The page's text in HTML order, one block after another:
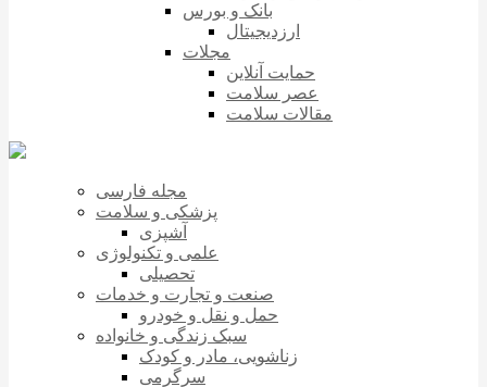
بانک و بورس
ارزدیجیتال
مجلات
حمایت آنلاین
عصر سلامت
مقالات سلامت
مجله فارسی
پزشکی و سلامت
آشپزی
علمی و تکنولوژی
تحصیلی
صنعت و تجارت و خدمات
حمل و نقل و خودرو
سبک زندگی و خانواده
زناشویی، مادر و کودک
سرگرمی